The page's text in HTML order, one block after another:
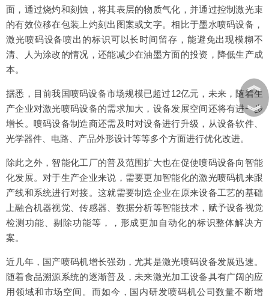
面，通过烧灼和刻蚀，将其表层的物质气化，并通过控制激光束
的有效位移在包装上灼刻出图案或文字。相比于墨水喷码设备，
激光喷码设备喷出的标识可以长时间留存，能避免出现模糊不
清、人为涂改的情况，还能减少在油墨方面的投资，降低生产成
本。
据悉，目前我国喷码设备市场规模已超过12亿元，未来，随着生
产企业对激光喷码设备的需求加大，设备发展空间还将有进一步
增长。喷码设备制造商还需及时对设备进行升级，从设备软件、
光学器件、电路、产品外形设计等等多个方面进行优化改进。
除此之外，智能化工厂的普及范围扩大也在促使喷码设备向智能
化发展。对于生产企业来说，需要更加智能化的激光喷码机来跟
产线和系统进行对接。这就需要制造企业在原来设备工艺的基础
上融合机器视觉、传感器、数据分析等智能技术，赋予设备视觉
检测功能、剔除功能等，，形成更加自动化的标识整体解决方
案。
近几年，国产喷码机增长强劲，尤其是激光喷码设备发展迅速。
随着食品溯源系统的逐渐普及，未来激光加工设备具有广阔的应
用领域和市场空间。而如今，国内研发喷码机公司数量不断增
︽
︾